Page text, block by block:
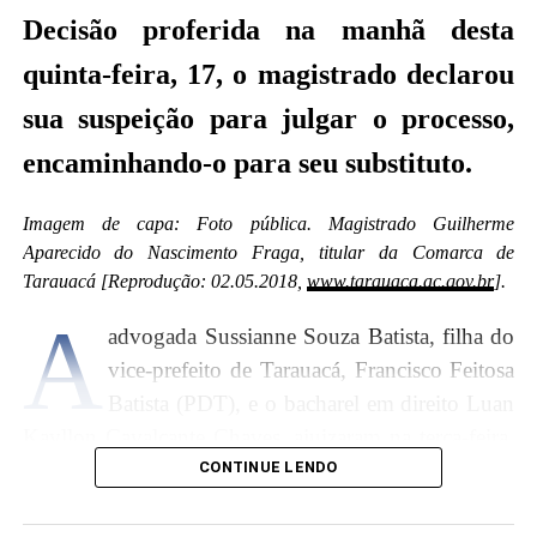
ou pormenores ou as razões da decisão. Conforme o
Decisão proferida na manhã desta
quinta-feira, 17, o magistrado declarou
sua suspeição para julgar o processo,
encaminhando-o para seu substituto.
Imagem de capa: Foto pública. Magistrado Guilherme
Aparecido do Nascimento Fraga, titular da Comarca de
Tarauacá [Reprodução: 02.05.2018, www.tarauaca.ac.gov.br].
A
advogada Sussianne Souza Batista, filha do
vice-prefeito de Tarauacá, Francisco Feitosa
dia 15, o Mandado de Segurança nº. 0701069-
CONTINUE LENDO